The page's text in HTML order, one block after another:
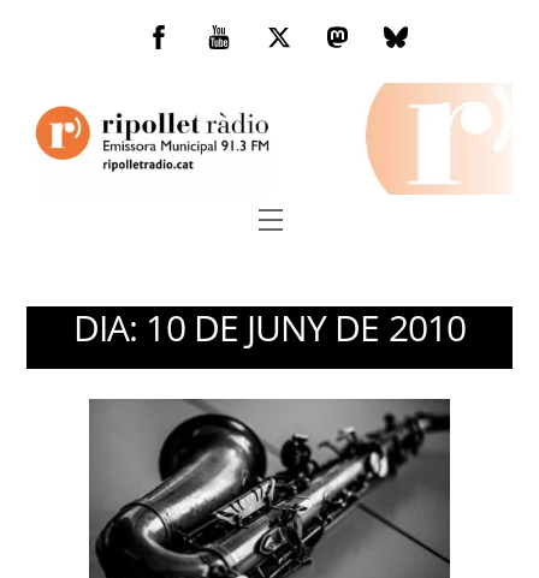
Facebook
You
TwitterMastodonBluesky
Menu
DIA: 10 DE JUNY DE 2010